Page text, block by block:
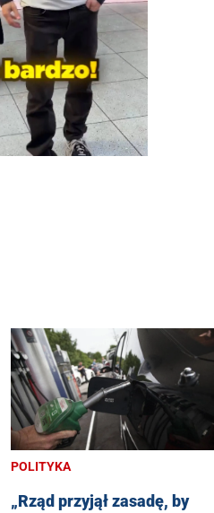
POLITYKA
„Rząd przyjął zasadę, by